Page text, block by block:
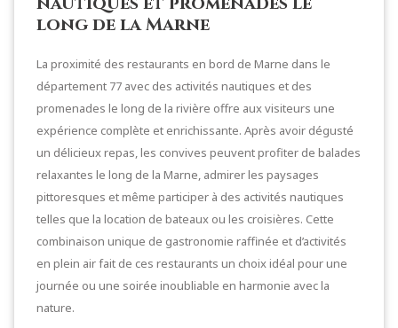
long de la Marne
La proximité des restaurants en bord de Marne dans le
département 77 avec des activités nautiques et des
promenades le long de la rivière offre aux visiteurs une
expérience complète et enrichissante. Après avoir dégusté
un délicieux repas, les convives peuvent profiter de balades
relaxantes le long de la Marne, admirer les paysages
pittoresques et même participer à des activités nautiques
telles que la location de bateaux ou les croisières. Cette
combinaison unique de gastronomie raffinée et d’activités
en plein air fait de ces restaurants un choix idéal pour une
journée ou une soirée inoubliable en harmonie avec la
nature.